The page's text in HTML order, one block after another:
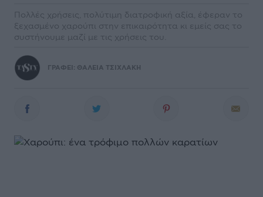
Πολλές χρήσεις, πολύτιμη διατροφική αξία, έφεραν το
ξεχασμένο χαρούπι στην επικαιρότητα κι εμείς σας το
συστήνουμε μαζί με τις χρήσεις του.
ΓΡΑΦΕΙ: ΘΑΛΕΙΑ ΤΣΙΧΛΑΚΗ